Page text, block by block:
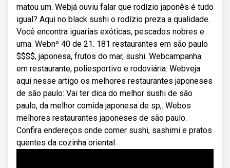
matou um. Webjá ouviu falar que rodízio japonês é tudo
igual? Aqui no black sushi o rodízio preza a qualidade.
Você encontra iguarias exóticas, pescados nobres e
uma. Webnº 40 de 21. 181 restaurantes em são paulo
$$$$, japonesa, frutos do mar, sushi. Webcampanha
em restaurante, poliesportivo e rodoviária: Webveja
aqui nesse artigo os melhores restaurantes japoneses
de são paulo: Vai ter dica do melhor sushi de são
paulo, da melhor comida japonesa de sp,. Webos
melhores restaurantes japoneses de são paulo.
Confira endereços onde comer sushi, sashimi e pratos
quentes da cozinha oriental.